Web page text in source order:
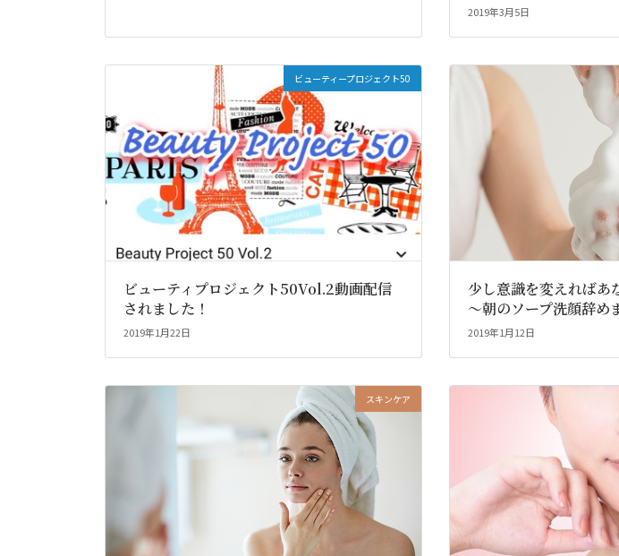
2019年3月5日
ビューティープロジェクト50
ビューティプロジェクト50Vol.2動画配信
されました！
2019年1月22日
少し意識を変えればあ
～朝のソープ洗顔辞め
2019年1月12日
スキンケア